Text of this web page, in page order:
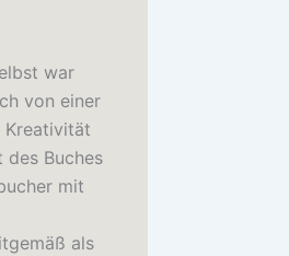
war
von einer
Kreativität
Buches
mit
als